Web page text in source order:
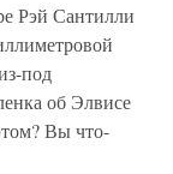
Рэй Сантилли
под
об Элвисе
Вы что-